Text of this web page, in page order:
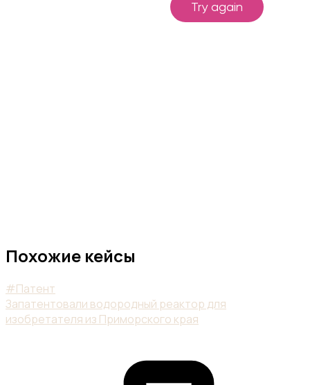
Похожие кейсы
#Патент
Запатентовали водородный реактор для
изобретателя из Приморского края